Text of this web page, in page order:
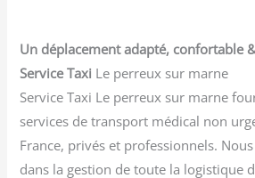
Un déplacement adapté, confortable
Service Taxi Le perreux sur marne
Service Taxi Le perreux sur marne
services de transport médical non
France, privés et professionnels.
dans la gestion de toute la logistique